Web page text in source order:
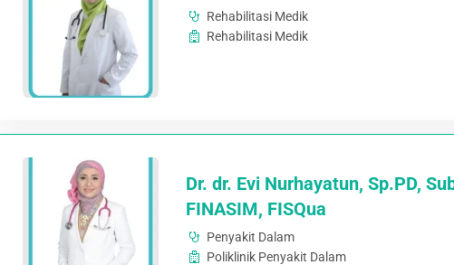
Rehabilitasi Medik
Rehabilitasi Medik
Dr. dr. Evi Nurhayatun, Sp.PD,
FINASIM, FISQua
Penyakit Dalam
Poliklinik Penyakit Dalam